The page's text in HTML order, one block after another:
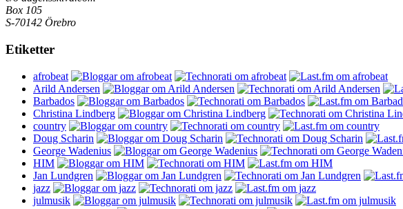
Box 105
S-70142 Örebro
Etiketter
afrobeat
Arild Andersen
Barbados
Christina Lindberg
country
Doug Scharin
George Wadenius
HIM
Jan Lundgren
jazz
julmusik